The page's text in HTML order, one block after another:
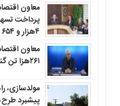
معاون
پرداخت
۴هزار و ۶۵۴ فقره وام ازدواج از ابتدای سال جاری
معاون
۲۶۱هزا تن گندم از کشاورزان استان
مولدسازی،
پیشبرد